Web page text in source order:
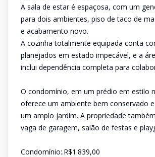
A sala de estar é espaçosa, com um
para dois ambientes, piso de taco de
e acabamento novo.
A cozinha totalmente equipada conta
planejados em estado impecável, e a
inclui dependência completa para
O condomínio, em um prédio em estilo
oferece um ambiente bem conservado
um amplo jardim. A propriedade
vaga de garagem, salão de festas e
Condomínio:.R$1.839,00